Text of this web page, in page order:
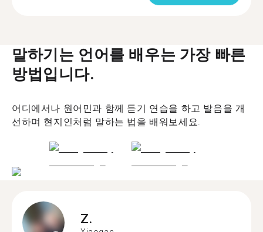
말하기는 언어를 배우는 가장 빠른
방법입니다.
어디에서나 원어민과 함께 듣기 연습을 하고 발음을 개
선하며 현지인처럼 말하는 법을 배워보세요.
Z.